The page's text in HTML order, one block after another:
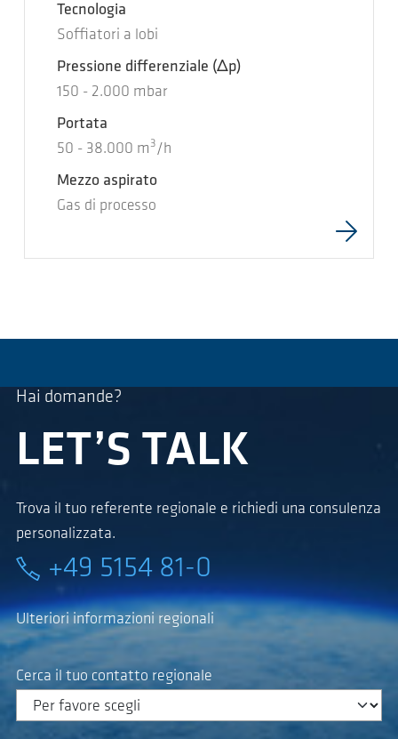
Tecnologia
Soffiatori a lobi
Pressione differenziale (Δp)
150 - 2.000 mbar
Portata
50 - 38.000 m 3 /h
Mezzo aspirato
Gas di processo
Hai domande?
LET’S TALK
Trova il tuo referente regionale e richiedi una consulenza
personalizzata.
+49 5154 81-0
Ulteriori informazioni regionali
Cerca il tuo contatto regionale